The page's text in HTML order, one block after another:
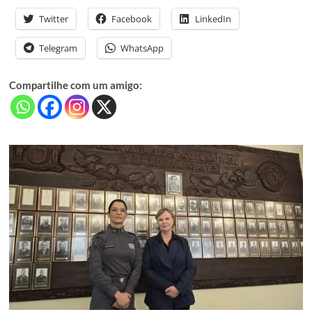
Twitter Facebook LinkedIn
Telegram WhatsApp
Compartilhe com um amigo: